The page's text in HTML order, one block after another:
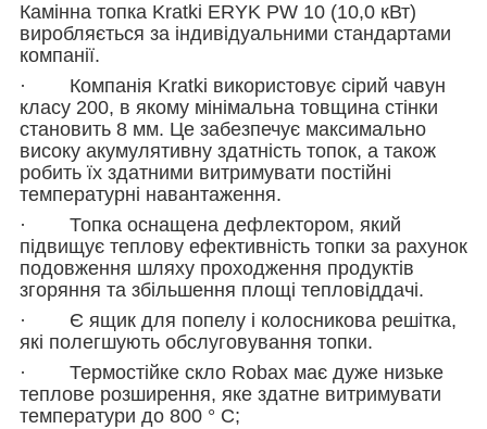
Камінна топка Kratki ERYK PW 10 (10,0 кВт)
виробляється за індивідуальними стандартами
компанії.
· Компанія Kratki використовує сірий чавун
класу 200, в якому мінімальна товщина стінки
становить 8 мм. Це забезпечує максимально
високу акумулятивну здатність топок, а також
робить їх здатними витримувати постійні
температурні навантаження.
· Топка оснащена дефлектором, який
підвищує теплову ефективність топки за рахунок
подовження шляху проходження продуктів
згоряння та збільшення площі тепловіддачі.
· Є ящик для попелу і колосникова решітка,
які полегшують обслуговування топки.
· Термостійке скло Robax має дуже низьке
теплове розширення, яке здатне витримувати
температури до 800 ° C;